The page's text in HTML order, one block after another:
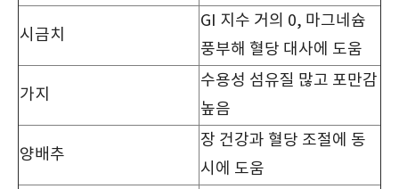
시금치
GI 지수 거의 0, 마그네슘
풍부해 혈당 대사에 도움
가지
수용성 섬유질 많고 포만감
높음
양배추
장 건강과 혈당 조절에 동
시에 도움